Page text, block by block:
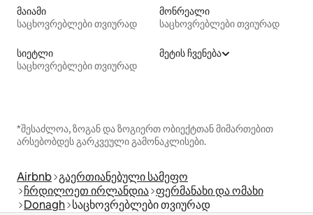
მაიამი
საცხოვრებლები თვიურად
მონრეალი
საცხოვრებლები თვიურად
სიეტლი
საცხოვრებლები თვიურად
მეტის ჩვენება
*შესაძლოა, ზოგან და ზოგიერთ ობიექტთან მიმართებით
არსებობდეს გარკვეული გამონაკლისები.
Airbnb გაერთიანებული სამეფო
ჩრდილოეთ ირლანდია ფერმანახი და ომახი
Donagh საცხოვრებლები თვიურად